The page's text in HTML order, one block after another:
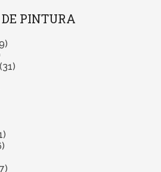
PINTURA
(31)